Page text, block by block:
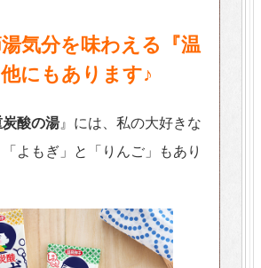
気分を味わえる『温
にもあります♪
酸の湯』には、私の大好きな
「よもぎ」と「りんご」もあり